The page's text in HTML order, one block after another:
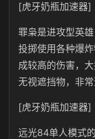
[虎牙奶瓶加速器]
罪枭是进攻型英
投掷使用各种爆
成较高的伤害，
无视遮挡物，非常
[虎牙奶瓶加速器]
远光84单人模式